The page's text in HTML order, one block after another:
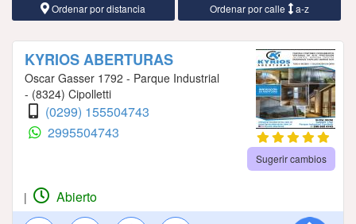
Ordenar por distancia Ordenar por calle a-z
KYRIOS ABERTURAS
Oscar Gasser 1792 - Parque Industrial
- (8324) Cipolletti
(0299) 155504743
2995504743
Sugerir cambios
| Abierto